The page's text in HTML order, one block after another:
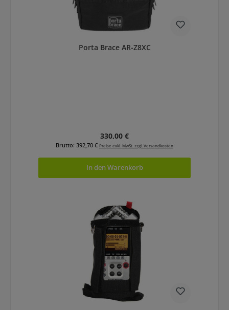
Porta Brace AR-Z8XC
Regulärer Preis:
330,00 €
Brutto: 392,70 € Preise exkl. MwSt. zzgl. Versandkosten
In den Warenkorb